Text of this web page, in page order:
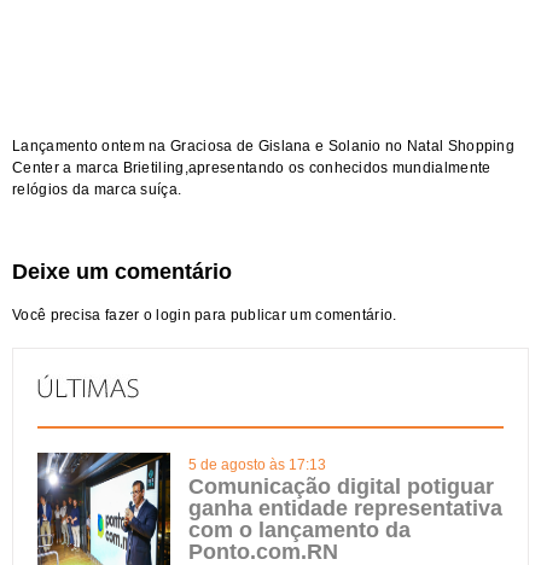
Lançamento ontem na Graciosa de Gislana e Solanio no Natal Shopping
Center a marca Brietiling,apresentando os conhecidos mundialmente
relógios da marca suíça.
Deixe um comentário
Você precisa fazer o login para publicar um comentário.
5 de agosto às 17:13
Comunicação digital potiguar
ganha entidade representativa
com o lançamento da
Ponto.com.RN